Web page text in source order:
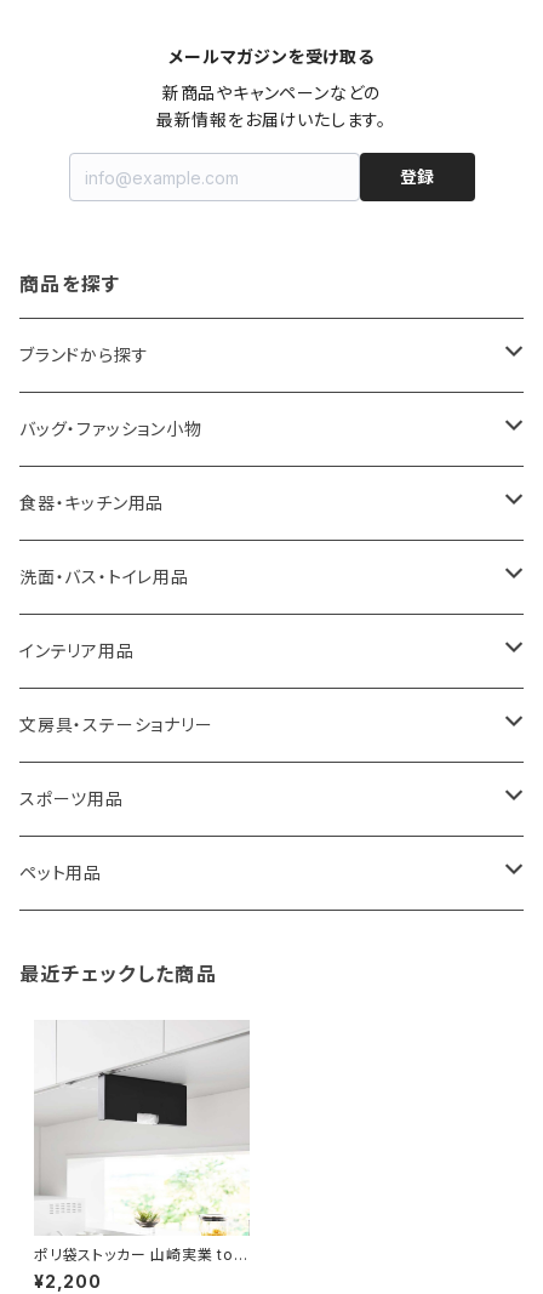
メールマガジンを受け取る
新商品やキャンペーンなどの
最新情報をお届けいたします。
登録
商品を探す
ブランドから探す
LOQI
ideaco
a.depeche
ROOTOTE
100percent
藤田金属
TG
paperblanks
Like-it
KIND BAG LONDON
tower
バッグ・ファッション小物
エコバッグ
アクセサリー
トートバッグ
保冷バッグ
リュックサック
ショルダーバッグ
スポーツバッグ
マザーズバッグ
バッグアクセサリー
食器・キッチン用品
キッチンラック
キッチンペーパーホルダー
食器・テーブルウェア
ゴミ箱
収納用品
ソープディスペンサー
タオルハンガー
ディッシュラック
洗面・バス・トイレ用品
洗面用品
掃除・洗濯用品
トイレ用品
バス用品
インテリア用品
アイロン台
アクセサリー収納
ウェットティッシュケース
ガーデニング用品
蚊やり
クッション・クッションカバー
玄関収納
文房具・ステーショナリー
筆記具・ペン
ノート
スポーツ用品
卓球用品
ペット用品
猫用グッズ
その他
最近チェックした商品
ポリ袋ストッカー 山崎実業 tow
er タワー 戸棚下ポリ袋収納ホ
¥2,200